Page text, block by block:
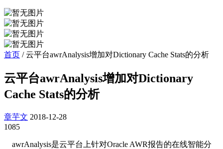
首页 /云平台awrAnalysis增加对Dictionary Cache Stats的分析
云平台awrAnalysis增加对Dictionary
Cache Stats的分析
章芋文 2018-12-28
1085
awrAnalysis是云平台上针对Oracle AWR报告的在线智能分